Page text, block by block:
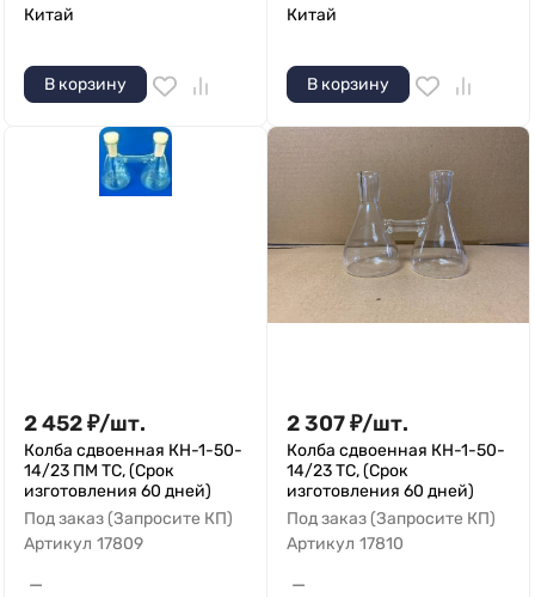
Китай
В корзину
Китай
В корзину
2 452₽/шт.
Колба сдвоенная КН-1-50-
14/23 ПМ ТС, (Срок
изготовления 60 дней)
Под заказ (Запросите КП)
Артикул 17809
—
2 307₽/шт.
Колба сдвоенная КН-1-50-
14/23 ТС, (Срок
изготовления 60 дней)
Под заказ (Запросите КП)
Артикул 17810
—